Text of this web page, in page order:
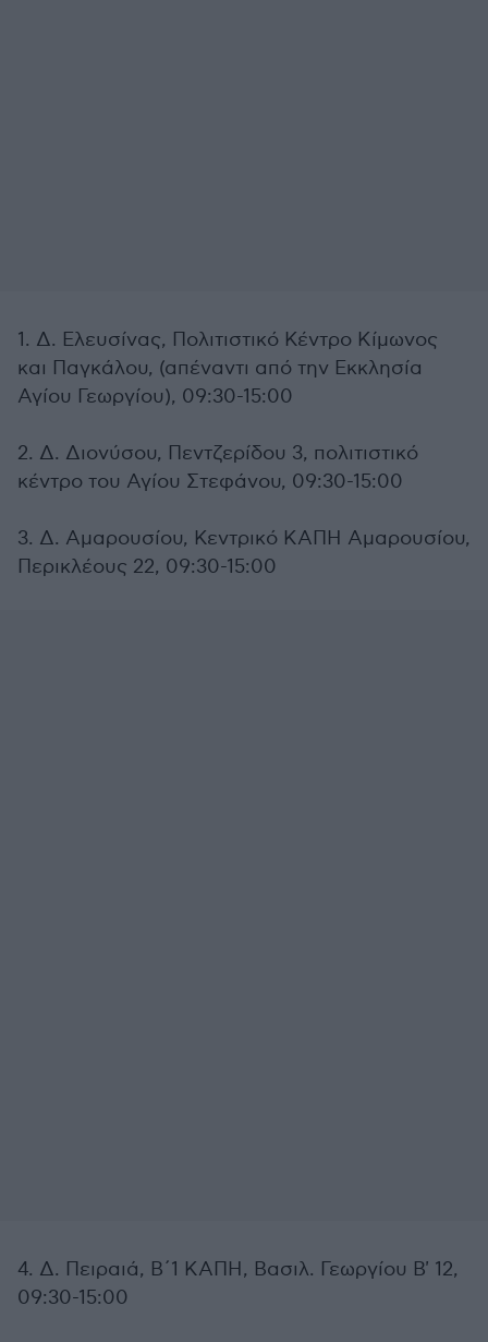
1. Δ. Ελευσίνας, Πολιτιστικό Κέντρο Κίμωνος
και Παγκάλου, (απέναντι από την Εκκλησία
Αγίου Γεωργίου), 09:30-15:00
2. Δ. Διονύσου, Πεντζερίδου 3, πολιτιστικό
κέντρο του Αγίου Στεφάνου, 09:30-15:00
3. Δ. Αμαρουσίου, Κεντρικό ΚΑΠΗ Αμαρουσίου,
Περικλέους 22, 09:30-15:00
4. Δ. Πειραιά, Β΄1 ΚΑΠΗ, Βασιλ. Γεωργίου Β' 12,
09:30-15:00